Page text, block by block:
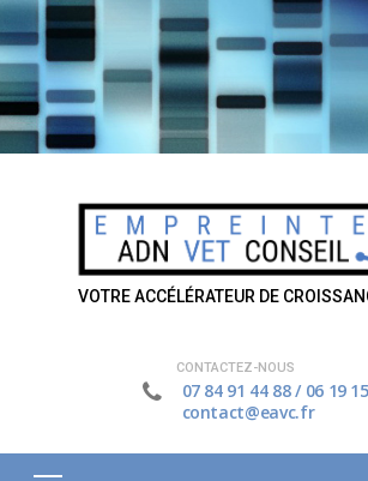
VOTRE ACCÉLÉRATEUR DE
CONTACTEZ-NOUS
07 84 91 44 88/ 06 19
contact@eavc.fr